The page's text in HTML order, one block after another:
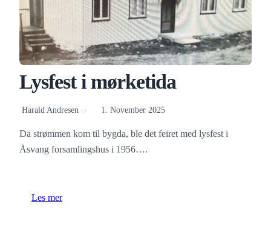
Lysfest i mørketida
Harald Andresen 1. November 2025
Da strømmen kom til bygda, ble det feiret med lysfest i
Åsvang forsamlingshus i 1956….
Les mer